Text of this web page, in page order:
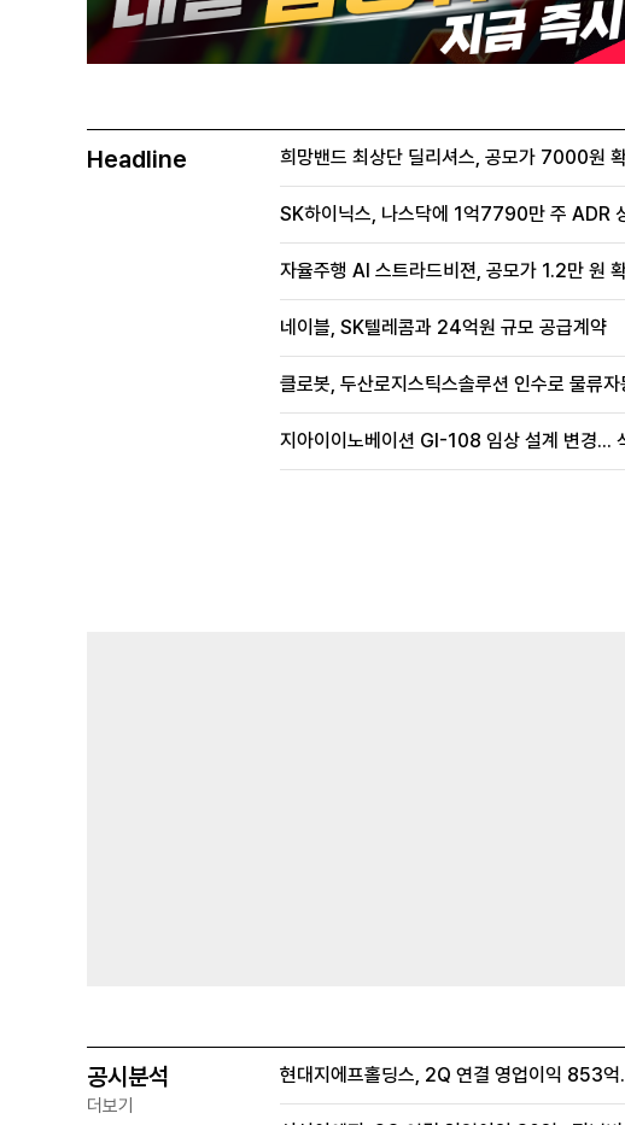
Headline 희망밴드 최상단 딜리셔스, 공모가 7000원
SK하이닉스, 나스닥에 1억7790만 주 ADR
자율주행 AI 스트라드비젼, 공모가 1.2만 원
네이블, SK텔레콤과 24억원 규모 공급계약
클로봇, 두산로지스틱스솔루션 인수로 물류
지아이이노베이션 GI-108 임상 설계 변경...
공시분석
더보기
현대지에프홀딩스, 2Q 연결 영업이익 853